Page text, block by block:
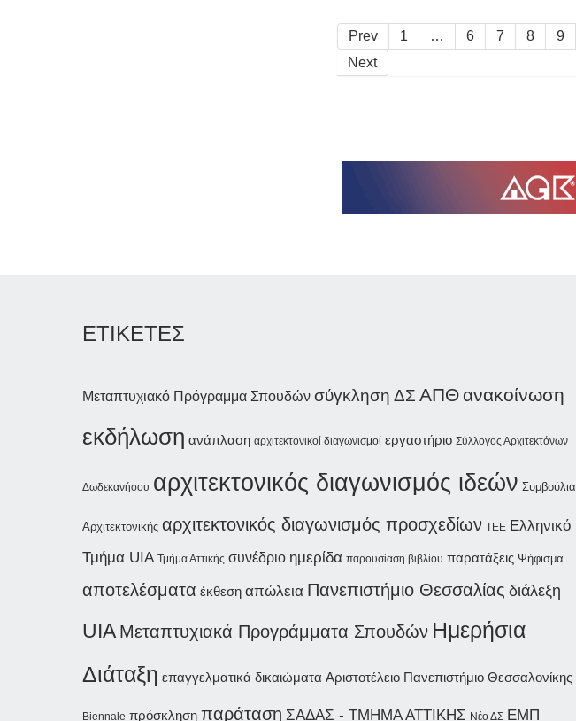
Prev
1 … 6 7 8 9
Next
ΕΤΙΚΕΤΕΣ
Μεταπτυχιακό Πρόγραμμα Σπουδών σύγκληση ΔΣ ΑΠΘ ανακοίνωση
εκδήλωση ανάπλαση αρχιτεκτονικοί διαγωνισμοί εργαστήριο Σύλλογος Αρχιτεκτόνων
Δωδεκανήσου αρχιτεκτονικός διαγωνισμός ιδεών Συμβούλια
Αρχιτεκτονικής αρχιτεκτονικός διαγωνισμός προσχεδίων ΤΕΕ
Ελληνικό
Τμήμα UIA Τμήμα Αττικής συνέδριο ημερίδα παρουσίαση βιβλίου παρατάξεις Ψήφισμα
αποτελέσματα έκθεση απώλεια Πανεπιστήμιο Θεσσαλίας διάλεξη
UIA Μεταπτυχιακά Προγράμματα Σπουδών Ημερήσια
Διάταξη επαγγελματικά δικαιώματα Αριστοτέλειο Πανεπιστήμιο Θεσσαλονίκης
Biennale πρόσκληση παράταση ΣΑΔΑΣ - ΤΜΗΜΑ ΑΤΤΙΚΗΣ Νέο ΔΣ ΕΜΠ